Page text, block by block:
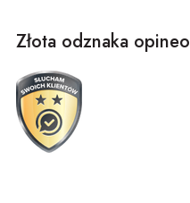
Złota odznaka opineo